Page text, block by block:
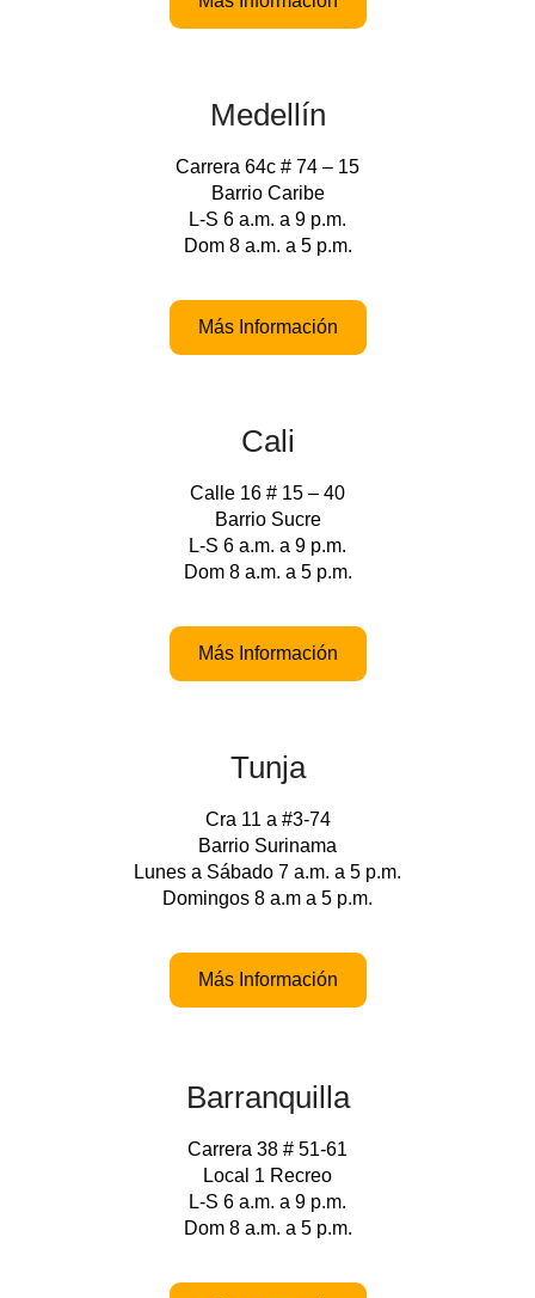
Medellín
Carrera 64c # 74 – 15
Barrio Caribe
L-S 6 a.m. a 9 p.m.
Dom 8 a.m. a 5 p.m.
Más Información
Cali
Calle 16 # 15 – 40
Barrio Sucre
L-S 6 a.m. a 9 p.m.
Dom 8 a.m. a 5 p.m.
Más Información
Tunja
Cra 11 a #3-74
Barrio Surinama
Lunes a Sábado 7 a.m. a 5 p.m.
Domingos 8 a.m a 5 p.m.
Más Información
Barranquilla
Carrera 38 # 51-61
Local 1 Recreo
L-S 6 a.m. a 9 p.m.
Dom 8 a.m. a 5 p.m.